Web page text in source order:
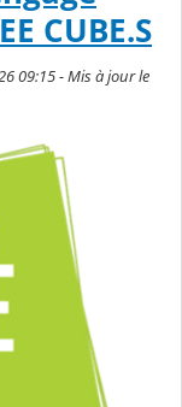
CUBE.S
09:15 - Mis à jour le